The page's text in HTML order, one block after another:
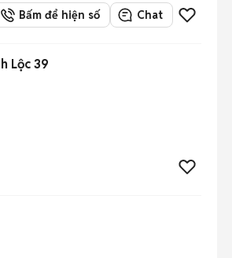
Bấm để hiện số Chat
Lộc 39